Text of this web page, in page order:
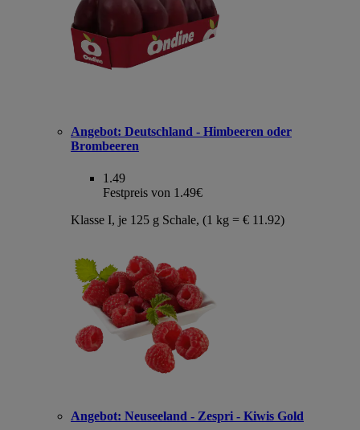
Angebot: Deutschland - Himbeeren oder
Brombeeren
1.49
Festpreis von 1.49€
Klasse I, je 125 g Schale, (1 kg = € 11.92)
Angebot: Neuseeland - Zespri - Kiwis Gold